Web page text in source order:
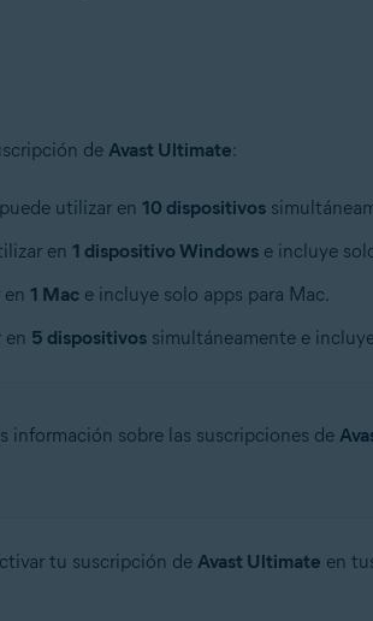
de Avast Ultimate:
utilizar en 10 dispositivos
en 1 dispositivo Windowse incluye
1 Mace incluye solo apps para Mac.
en 5 dispositivossimultáneamente e
información sobre las suscripciones de
tu suscripción de Avast Ultimate en